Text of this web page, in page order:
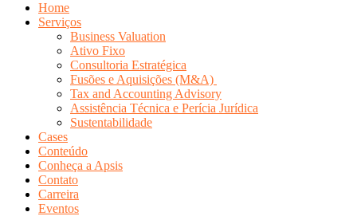
Home
Serviços
Business Valuation
Ativo Fixo
Consultoria Estratégica
Fusões e Aquisições (M&A)
Tax and Accounting Advisory
Assistência Técnica e Perícia Jurídica
Sustentabilidade
Cases
Conteúdo
Conheça a Apsis
Contato
Carreira
Eventos